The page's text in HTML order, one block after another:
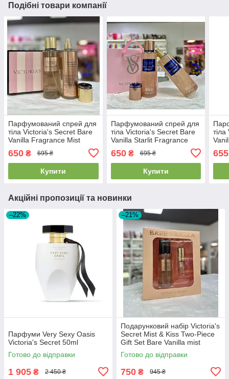
Подібні товари компанії
Парфумований спрей для
тіла Victoria's Secret Bare
Vanilla Fragrance Mist
650 ₴ 695 ₴
Купити
Парфумований спрей для
тіла Victoria's Secret Bare
Vanilla Starlit Fragrance
650₴ 695 ₴
Купити
655
Акційні пропозиції та новинки
–22%
Парфуми Very Sexy Oasis
Victoria's Secret 50ml
Готово до відправки
1 905 ₴ 2 450 ₴
–21%
Подарунковий набір Victoria's
Secret Mist & Kiss Two-Piece
Gift Set Bare Vanilla mist
75мл+ lip oil 3.2г
Готово до відправки
750 ₴ 945 ₴